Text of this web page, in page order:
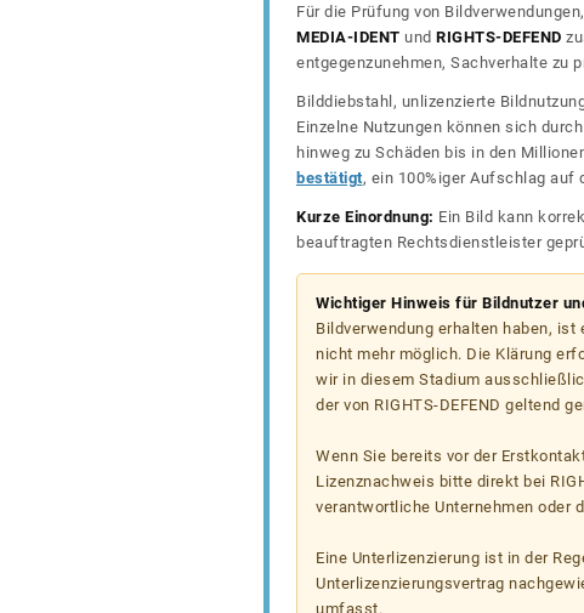
Für die Prüfung von
MEDIA-IDENT und RIGHTS-DEFEND
entgegenzunehmen, Sachverhalte zu
Bilddiebstahl, unlizenzierte
Einzelne Nutzungen können sich
hinweg zu Schäden bis in den
bestätigt, ein 100%iger Aufschlag auf
Kurze Einordnung: Ein Bild kann
beauftragten Rechtsdienstleister
Wichtiger Hinweis für Bildnutzer
Bildverwendung erhalten haben, ist
nicht mehr möglich. Die Klärung
wir in diesem Stadium
der von RIGHTS-DEFEND geltend
Wenn Sie bereits vor der
Lizenznachweis bitte direkt bei
verantwortliche Unternehmen oder
Eine Unterlizenzierung ist in der
Unterlizenzierungsvertrag
umfasst.